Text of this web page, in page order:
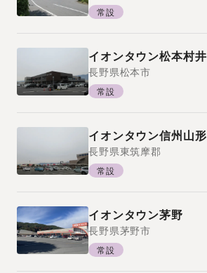
常設
イオンタウン松本村井
長野県松本市
常設
イオンタウン信州山形
長野県東筑摩郡
常設
イオンタウン茅野
長野県茅野市
常設